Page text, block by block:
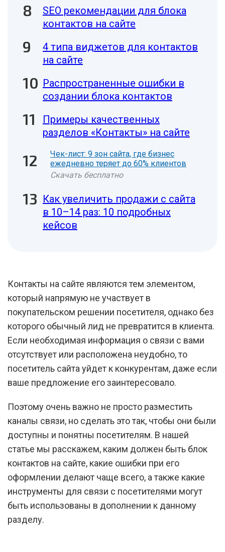
SEO рекомендации для блока
контактов на сайте
4 типа виджетов для контактов
на сайте
Распространенные ошибки в
создании блока контактов
Примеры качественных
разделов «Контакты» на сайте
Чек-лист: 9 зон сайта, где бизнес
ежедневно теряет до 60% клиентов
Скачать бесплатно
Как увеличить продажи с сайта
в 10–14 раз: 10 подробных
кейсов
Контакты на сайте являются тем элементом,
который напрямую не участвует в
покупательском решении посетителя, однако без
которого обычный лид не превратится в клиента.
Если необходимая информация о связи с вами
отсутствует или расположена неудобно, то
посетитель сайта уйдет к конкурентам, даже если
ваше предложение его заинтересовало.
Поэтому очень важно не просто разместить
каналы связи, но сделать это так, чтобы они были
доступны и понятны посетителям. В нашей
статье мы расскажем, каким должен быть блок
контактов на сайте, какие ошибки при его
оформлении делают чаще всего, а также какие
инструменты для связи с посетителями могут
быть использованы в дополнении к данному
разделу.